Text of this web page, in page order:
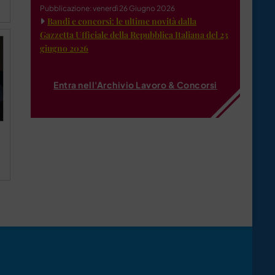
Pubblicazione: venerdì 26 Giugno 2026
Bandi e concorsi: le ultime novità dalla
Gazzetta Ufficiale della Repubblica Italiana del 23
giugno 2026
Entra nell'Archivio Lavoro & Concorsi